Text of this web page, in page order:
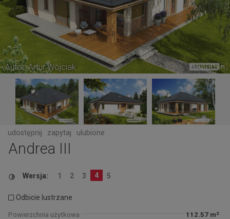
Autor: Artur Wójciak
udostępnij zapytaj ulubione
Andrea III
Wersja: 1 2 3 4 5
Odbicie lustrzane
Powierzchnia użytkowa
112.57 m²